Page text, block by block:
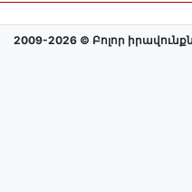
2009-2026 © Բոլոր